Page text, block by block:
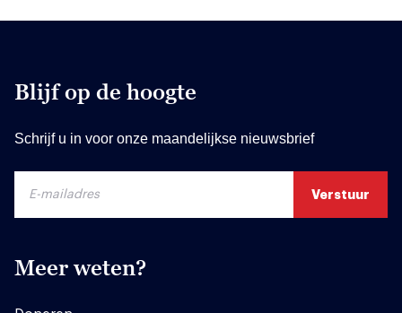
Blijf op de hoogte
Schrijf u in voor onze maandelijkse nieuwsbrief
Meer weten?